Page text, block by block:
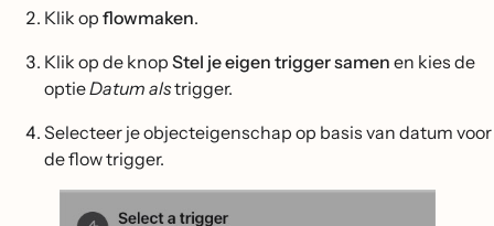
Klik op flowmaken.
Klik op de knop Stel je eigen trigger samen en kies de
optieDatum alstrigger.
Selecteer je objecteigenschap op basis van datum voor
de flow trigger.